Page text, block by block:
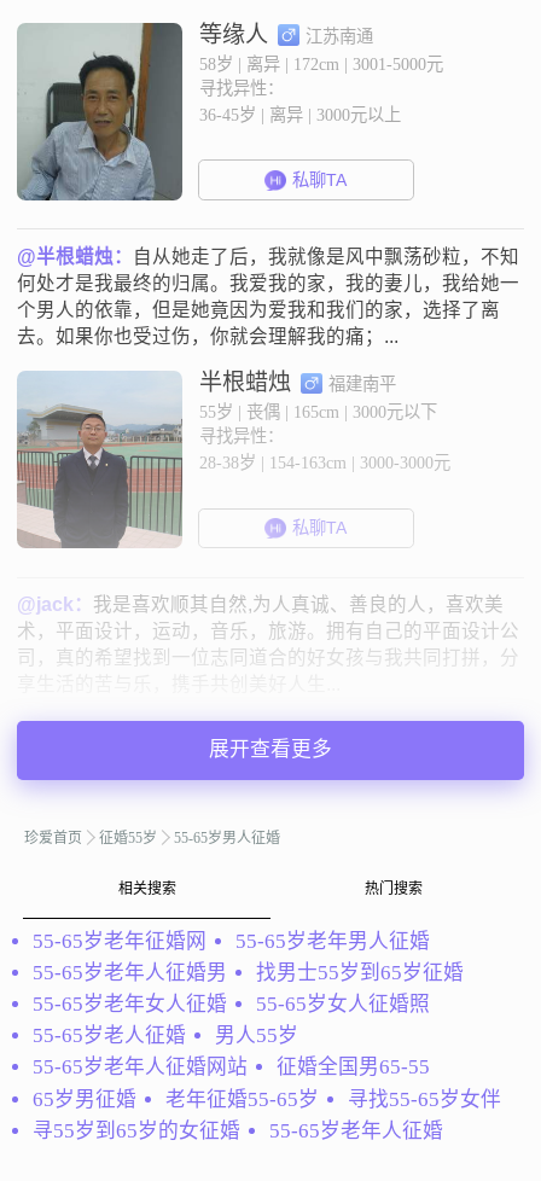
等缘人
江苏南通
58岁 | 离异 | 172cm | 3001-5000元
寻找异性：
36-45岁 | 离异 | 3000元以上
私聊TA
@半根蜡烛： 自从她走了后，我就像是风中飘荡砂粒，不知
何处才是我最终的归属。我爱我的家，我的妻儿，我给她一
个男人的依靠，但是她竟因为爱我和我们的家，选择了离
去。如果你也受过伤，你就会理解我的痛；...
半根蜡烛
福建南平
55岁 | 丧偶 | 165cm | 3000元以下
寻找异性：
28-38岁 | 154-163cm | 3000-3000元
私聊TA
@jack： 我是喜欢顺其自然,为人真诚、善良的人，喜欢美
术，平面设计，运动，音乐，旅游。拥有自己的平面设计公
司，真的希望找到一位志同道合的好女孩与我共同打拼，分
55岁 | 未婚 | 173cm | 5001-8000元
寻找异性：
@金牛随缘：我是一个在 太仓港区工作的人，老家住在连
云港，今年43周岁，老家有三套住房，拟卖掉一套在港区购
房，想要认识一堆喜欢旅游和运动的朋友，向往遇见一个愿
意随男方居住，热爱生活，善解人意的...
金牛随缘
江苏苏州
56岁 | 离异 | 176cm | 5001-8000元
寻找异性：
展开查看更多
珍爱首页 征婚55岁 55-65岁男人征婚
相关搜索 热门搜索
55-65岁老年征婚网
55-65岁老年男人征婚
55-65岁老年人征婚男
找男士55岁到65岁征婚
55-65岁老年女人征婚
55-65岁女人征婚照
55-65岁老人征婚
男人55岁
55-65岁老年人征婚网站
征婚全国男65-55
65岁男征婚
老年征婚55-65岁
寻找55-65岁女伴
寻55岁到65岁的女征婚
55-65岁老年人征婚